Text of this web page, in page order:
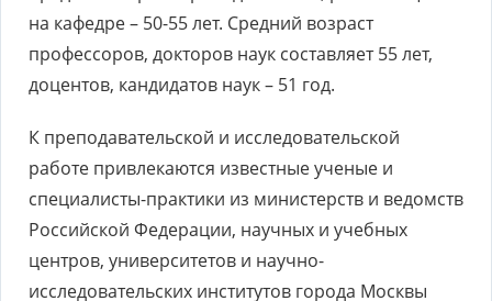
на кафедре – 50-55 лет. Средний возраст
профессоров, докторов наук составляет 55 лет,
доцентов, кандидатов наук – 51 год.
К преподавательской и исследовательской
работе привлекаются известные ученые и
специалисты-практики из министерств и ведомств
Российской Федерации, научных и учебных
центров, университетов и научно-
исследовательских институтов города Москвы